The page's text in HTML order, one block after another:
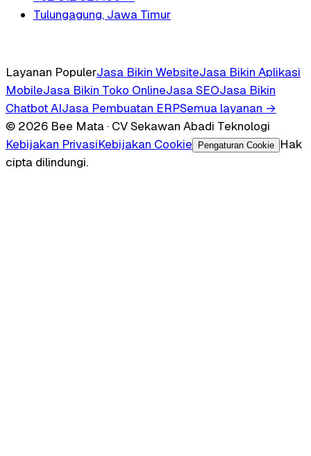
Tulungagung, Jawa Timur
Layanan PopulerJasa Bikin WebsiteJasa Bikin Aplikasi
MobileJasa Bikin Toko OnlineJasa SEOJasa Bikin
Chatbot AIJasa Pembuatan ERPSemua layanan →
© 2026 Bee Mata · CV Sekawan Abadi Teknologi
Kebijakan PrivasiKebijakan Cookie Pengaturan Cookie
Hak
cipta dilindungi.